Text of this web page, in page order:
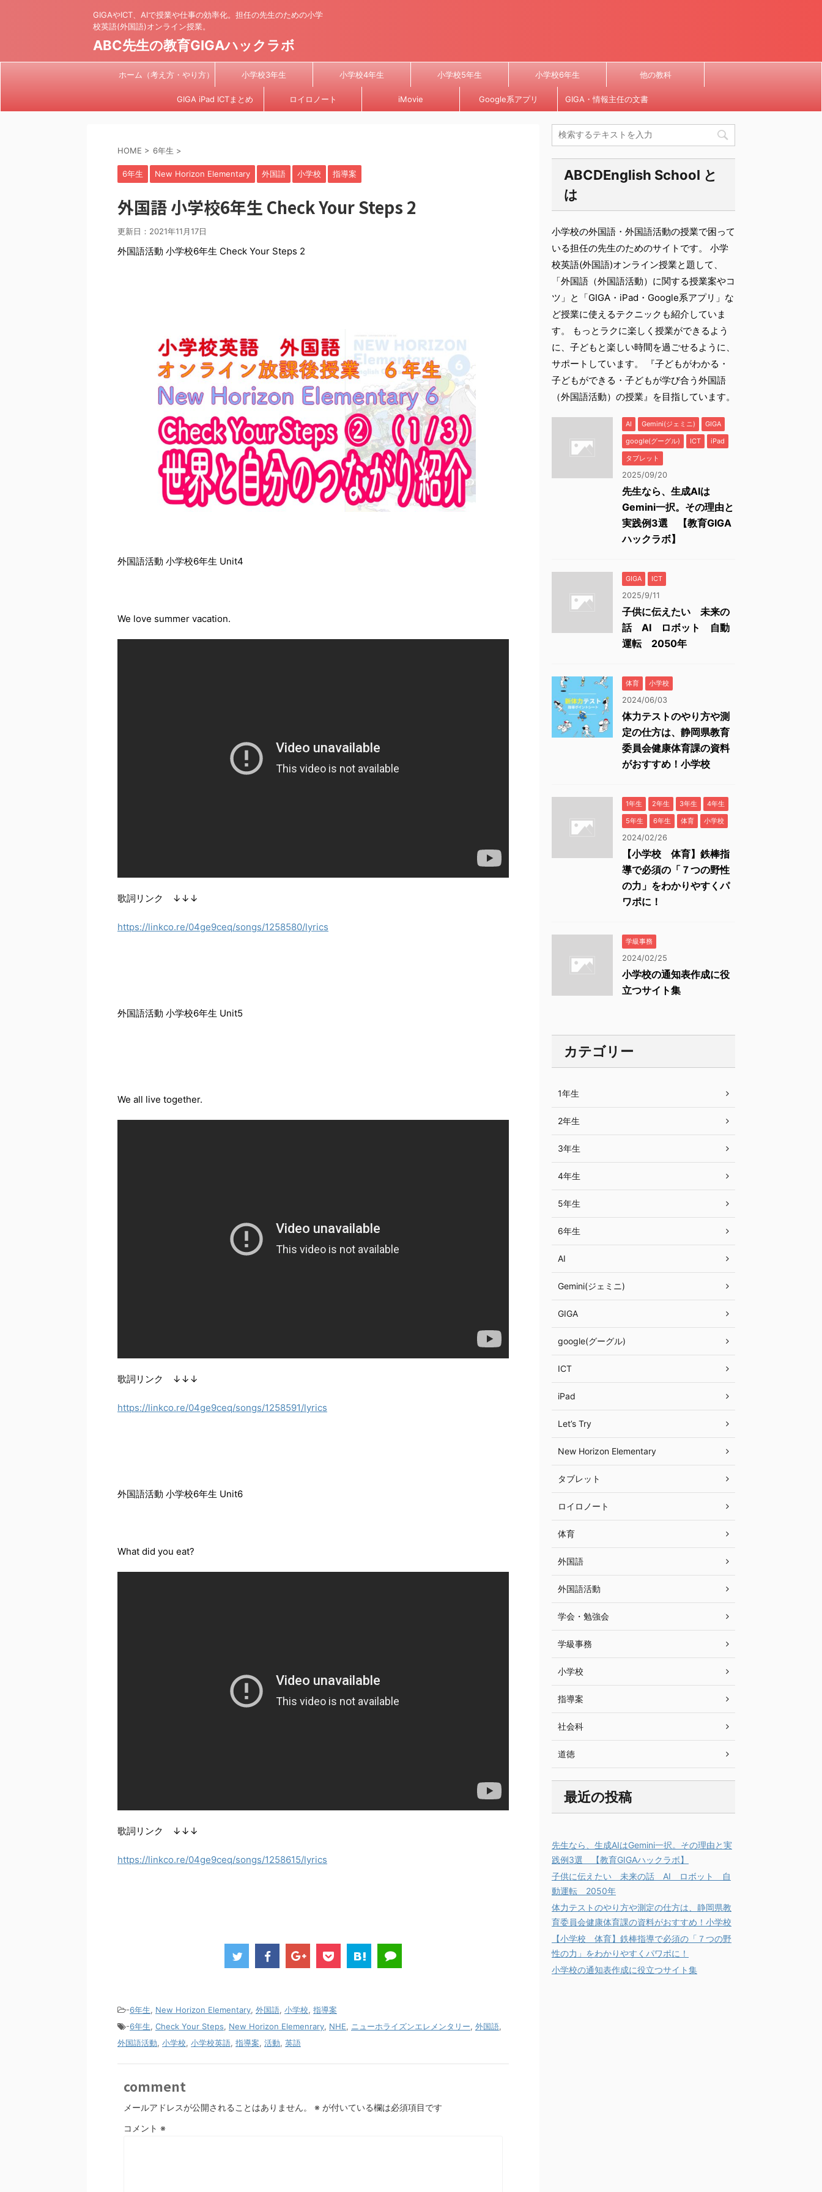
GIGAやICT、AIで授業や仕事の効率化。担任の先生のための小学
校英語(外国語)オンライン授業。
ABC先生の教育GIGAハックラボ
ホーム（考え方・やり方） 小学校3年生 小学校4年生 小学校5年生 小学校6年生 他の教科
GIGA iPad ICTまとめ ロイロノート iMovie Google系アプリ GIGA・情報主任の文書
HOME > 6年生 >
6年生 New Horizon Elementary 外国語 小学校 指導案
外国語 小学校6年生 Check Your Steps 2
更新日： 2021年11月17日
外国語活動 小学校6年生 Check Your Steps 2
外国語活動 小学校6年生 Unit4
We love summer vacation.
歌詞リンク ↓↓↓
https://linkco.re/04ge9ceq/songs/1258580/lyrics
外国語活動 小学校6年生 Unit5
We all live together.
歌詞リンク ↓↓↓
https://linkco.re/04ge9ceq/songs/1258591/lyrics
外国語活動 小学校6年生 Unit6
What did you eat?
歌詞リンク ↓↓↓
https://linkco.re/04ge9ceq/songs/1258615/lyrics
-6年生, New Horizon Elementary, 外国語, 小学校, 指導案
-6年生, Check Your Steps, New Horizon Elemenrary, NHE, ニューホライズンエレメンタリー, 外国語,
外国語活動, 小学校, 小学校英語, 指導案, 活動, 英語
comment
メールアドレスが公開されることはありません。 ※ が付いている欄は必須項目です
コメント ※
ABCDEnglish School と
は
小学校の外国語・外国語活動の授業で困って
いる担任の先生のためのサイトです。 小学
校英語(外国語)オンライン授業と題して、
「外国語（外国語活動）に関する授業案やコ
ツ」と「GIGA・iPad・Google系アプリ」な
ど授業に使えるテクニックも紹介していま
す。 もっとラクに楽しく授業ができるよう
に、子どもと楽しい時間を過ごせるように、
サポートしています。 『子どもがわかる・
子どもができる・子どもが学び合う外国語
（外国語活動）の授業』を目指しています。
AI Gemini(ジェミニ)
GIGA
google(グーグル)
ICT
iPad
タブレット
2025/09/20
先生なら、生成AIは
Gemini一択。その理由と
実践例3選 【教育GIGA
ハックラボ】
GIGA ICT
2025/9/11
子供に伝えたい 未来の
話 AI ロボット 自動
運転 2050年
体育 小学校
2024/06/03
体力テストのやり方や測
定の仕方は、静岡県教育
委員会健康体育課の資料
がおすすめ！小学校
1年生 2年生 3年生
4年生
5年生
6年生 体育 小学校
2024/02/26
【小学校 体育】鉄棒指
導で必須の「７つの野性
の力」をわかりやすくパ
ワポに！
学級事務
2024/02/25
小学校の通知表作成に役
立つサイト集
カテゴリー
1年生
2年生
3年生
4年生
5年生
6年生
AI
Gemini(ジェミニ)
GIGA
google(グーグル)
ICT
iPad
Let’s Try
New Horizon Elementary
タブレット
ロイロノート
体育
外国語
外国語活動
学会・勉強会
学級事務
小学校
指導案
社会科
道徳
最近の投稿
先生なら、生成AIはGemini一択。その理由と実
践例3選 【教育GIGAハックラボ】
子供に伝えたい 未来の話 AI ロボット 自
動運転 2050年
体力テストのやり方や測定の仕方は、静岡県教
育委員会健康体育課の資料がおすすめ！小学校
【小学校 体育】鉄棒指導で必須の「７つの野
性の力」をわかりやすくパワポに！
小学校の通知表作成に役立つサイト集